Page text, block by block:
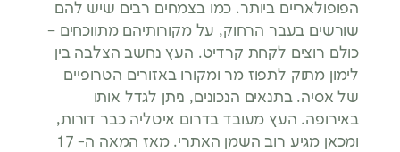
הפופולאריים ביותר. כמו בצמחים רבים שיש להם
שורשים בעבר הרחוק, על מקורותיהם מתווכחים –
כולם רוצים לקחת קרדיט. העץ נחשב הצלבה בין
לימון מתוק לתפוז מר ומקורו באזורים הטרופיים
של אסיה. בתנאים הנכונים, ניתן לגדל אותו
באירופה. העץ מעובד בדרום איטליה כבר דורות,
ומכאן מגיע רוב השמן האתרי. מאז המאה ה- 17